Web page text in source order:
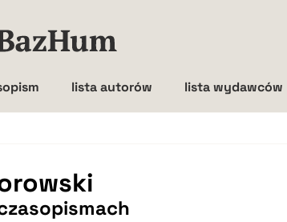
lista autorów lista wydawców